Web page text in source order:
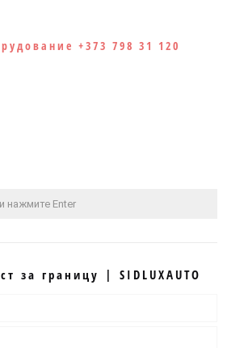
+373 798 31 120
за границу | SIDLUXAUTO